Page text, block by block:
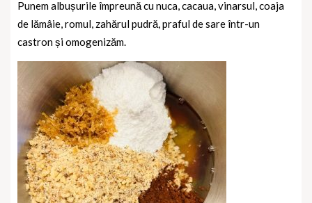
Punem albușurile împreună cu nuca, cacaua, vinarsul, coaja
de lămâie, romul, zahărul pudră, praful de sare într-un
castron și omogenizăm.